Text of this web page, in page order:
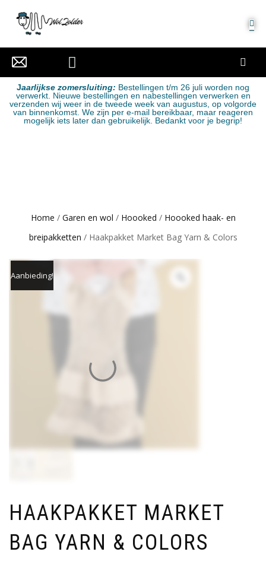
Jaarlijkse zomersluiting: Bestellingen t/m 26 juli worden nog
verwerkt. Nieuwe bestellingen en nabestellingen verwerken en
verzenden wij weer in de tweede week van augustus, op volgorde
van binnenkomst. We zijn per e-mail bereikbaar, maar reageren
mogelijk iets later dan gebruikelijk. Bedankt voor je begrip!
Home / Garen en wol / Hoooked / Hoooked haak- en
breipakketten / Haakpakket Market Bag Yarn & Colors
Aanbieding!
HAAKPAKKET MARKET
BAG YARN & COLORS